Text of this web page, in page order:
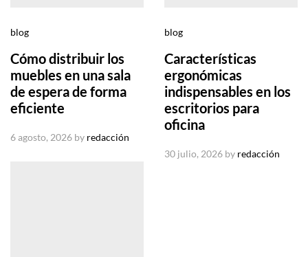
blog
Cómo distribuir los
muebles en una sala
de espera de forma
eficiente
6 agosto, 2026 by redacción
blog
Características
ergonómicas
indispensables en los
escritorios para
oficina
30 julio, 2026 by redacción